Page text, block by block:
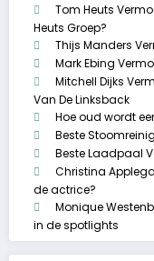
Tom Heuts
Heuts Groep?
Thijs Manders
Mark Ebing
Mitchell Dijks
Van De Linksback
Hoe oud wordt
Beste
Beste Laadpaal
Christina
de actrice?
Monique
in de spotlights